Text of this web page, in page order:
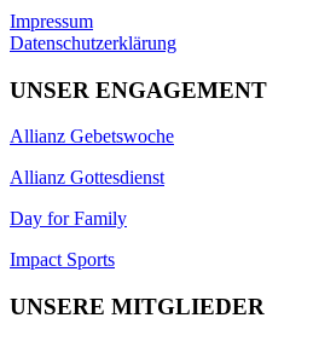
Impressum
Datenschutzerklärung
UNSER ENGAGEMENT
Allianz Gebetswoche
Allianz Gottesdienst
Day for Family
Impact Sports
UNSERE MITGLIEDER